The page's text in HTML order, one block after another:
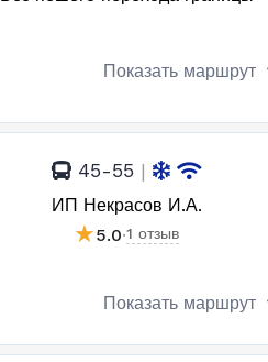
Показать маршрут
45-55 |
ИП Некрасов И.А.
★5.0·1 отзыв
Показать маршрут